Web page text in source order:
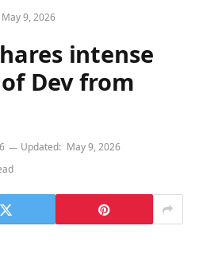
May 9, 2026
intense
Dev from
Updated: May 9, 2026